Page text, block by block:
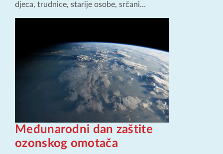
djeca, trudnice, starije osobe, srčani...
Međunarodni dan zaštite
ozonskog omotača